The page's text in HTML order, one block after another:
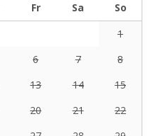
Fr Sa
So
1
6 7
8
13 14
15
20 21
22